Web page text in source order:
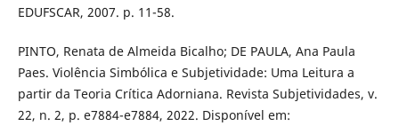
EDUFSCAR, 2007. p. 11-58.
PINTO, Renata de Almeida Bicalho; DE PAULA, Ana Paula
Paes. Violência Simbólica e Subjetividade: Uma Leitura a
partir da Teoria Crítica Adorniana. Revista Subjetividades, v.
22, n. 2, p. e7884-e7884, 2022. Disponível em: